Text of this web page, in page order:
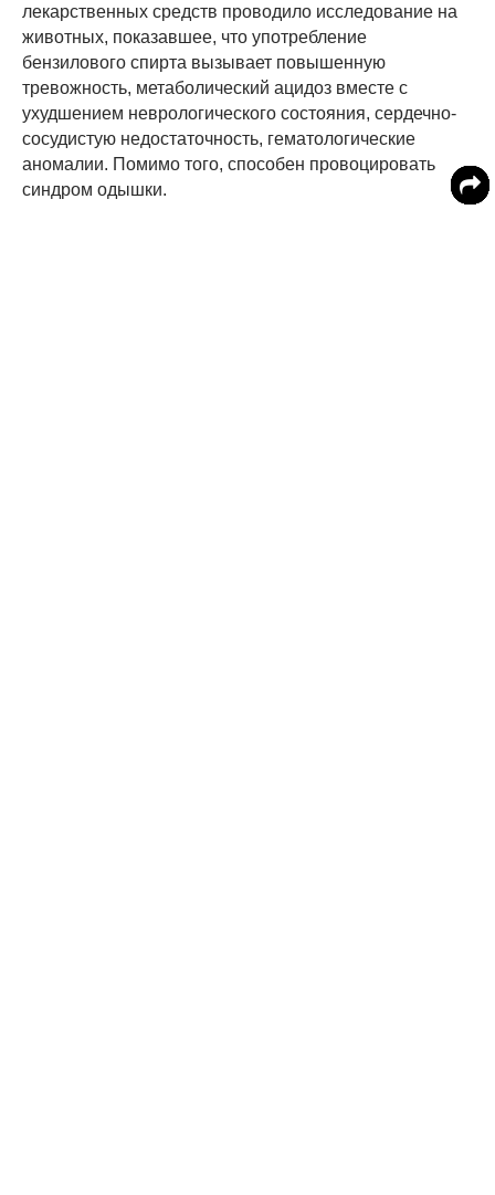
лекарственных средств проводило исследование на
животных, показавшее, что употребление
бензилового спирта вызывает повышенную
тревожность, метаболический ацидоз вместе с
ухудшением неврологического состояния, сердечно-
сосудистую недостаточность, гематологические
аномалии. Помимо того, способен провоцировать
синдром одышки.